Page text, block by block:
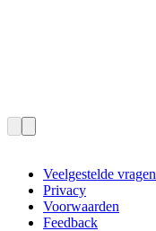
Veelgestelde vragen
Privacy
Voorwaarden
Feedback